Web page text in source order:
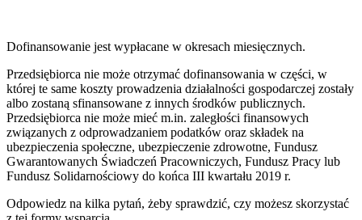
Dofinansowanie jest wypłacane w okresach miesięcznych.
Przedsiębiorca nie może otrzymać dofinansowania w części, w
której te same koszty prowadzenia działalności gospodarczej zostały
albo zostaną sfinansowane z innych środków publicznych.
Przedsiębiorca nie może mieć m.in. zaległości finansowych
związanych z odprowadzaniem podatków oraz składek na
ubezpieczenia społeczne, ubezpieczenie zdrowotne, Fundusz
Gwarantowanych Świadczeń Pracowniczych, Fundusz Pracy lub
Fundusz Solidarnościowy do końca III kwartału 2019 r.
Odpowiedz na kilka pytań, żeby sprawdzić, czy możesz skorzystać